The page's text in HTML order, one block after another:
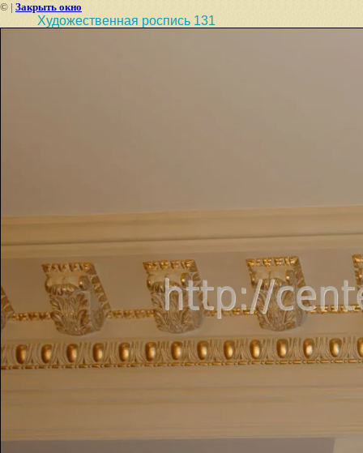
© | Закрыть окно
Художественная роспись 131